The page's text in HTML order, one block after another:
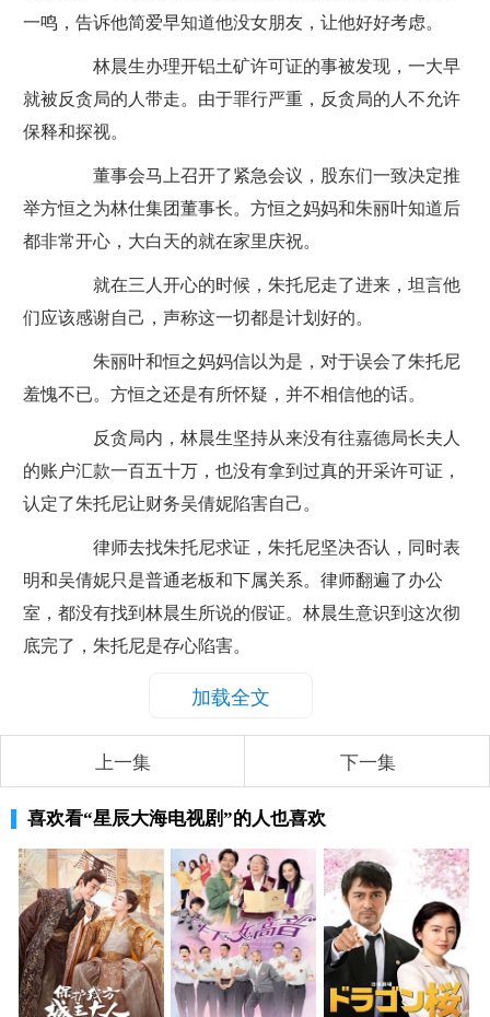
一鸣，告诉他简爱早知道他没女朋友，让他好好考虑。
林晨生办理开铝土矿许可证的事被发现，一大早
就被反贪局的人带走。由于罪行严重，反贪局的人不允许
保释和探视。
董事会马上召开了紧急会议，股东们一致决定推
举方恒之为林仕集团董事长。方恒之妈妈和朱丽叶知道后
都非常开心，大白天的就在家里庆祝。
就在三人开心的时候，朱托尼走了进来，坦言他
们应该感谢自己，声称这一切都是计划好的。
朱丽叶和恒之妈妈信以为是，对于误会了朱托尼
羞愧不已。方恒之还是有所怀疑，并不相信他的话。
反贪局内，林晨生坚持从来没有往嘉德局长夫人
的账户汇款一百五十万，也没有拿到过真的开采许可证，
认定了朱托尼让财务吴倩妮陷害自己。
律师去找朱托尼求证，朱托尼坚决否认，同时表
明和吴倩妮只是普通老板和下属关系。律师翻遍了办公
室，都没有找到林晨生所说的假证。林晨生意识到这次彻
底完了，朱托尼是存心陷害。
加载全文
上一集 下一集
喜欢看“星辰大海电视剧”的人也喜欢